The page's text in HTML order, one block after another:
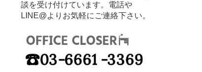
談を受け付けています。電話や
LINE@よりお気軽にご連絡下さい。